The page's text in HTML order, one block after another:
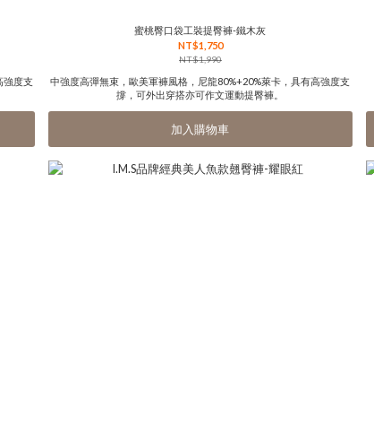
強度支
蜜桃臀口袋工裝提臀褲-鐵木灰
NT$1,750
NT$1,990
中強度高彈無束，歐美軍褲風格，尼龍80%+20%萊卡，具有高強度支
撐，可外出穿搭亦可作文運動提臀褲。
加入購物車